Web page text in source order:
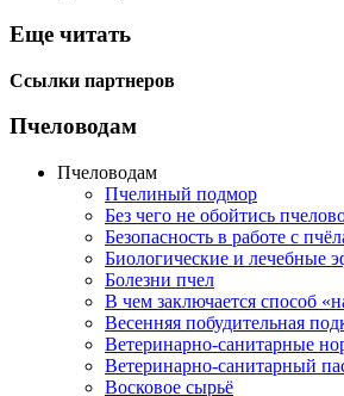
Еще читать
Ссылки партнеров
Пчеловодам
Пчеловодам
Пчелиный подмор
Без чего не обойтись
Безопасность в работе с
Биологические и лечебные
Болезни пчел
В чем заключается способ
Весенняя побудительная
Ветеринарно-санитарные
Ветеринарно-санитарный
Восковое сырьё